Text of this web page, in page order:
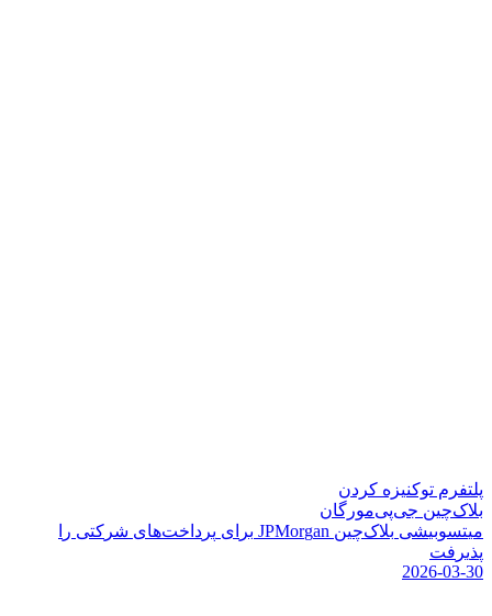
پلتفرم توکنیزه کردن
بلاک‌چین جی‌پی‌مورگان
میتسوبیشی بلکچین JPMorgan بر ی پر د ختهای شر کتی ر
پذیر فت
2026-03-30